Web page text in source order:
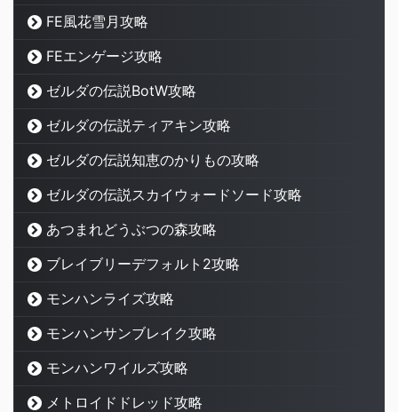
FE風花雪月攻略
FEエンゲージ攻略
ゼルダの伝説BotW攻略
ゼルダの伝説ティアキン攻略
ゼルダの伝説知恵のかりもの攻略
ゼルダの伝説スカイウォードソード攻略
あつまれどうぶつの森攻略
ブレイブリーデフォルト2攻略
モンハンライズ攻略
モンハンサンブレイク攻略
モンハンワイルズ攻略
メトロイドドレッド攻略